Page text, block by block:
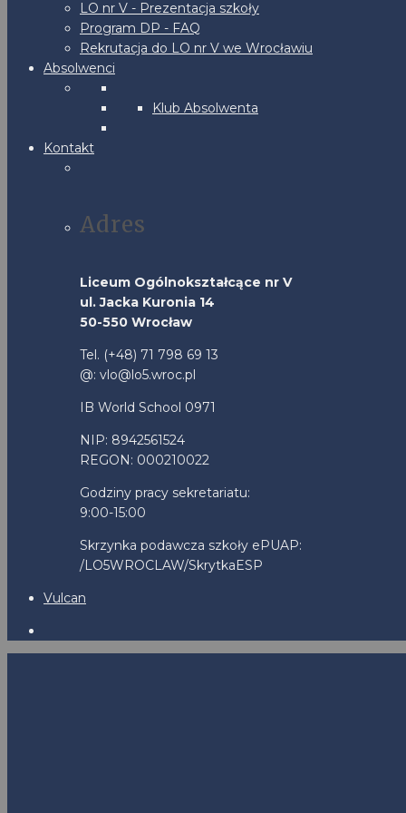
LO nr V - Prezentacja szkoły
Program DP - FAQ
Rekrutacja do LO nr V we Wrocławiu
Absolwenci
Klub Absolwenta
Kontakt
Adres
Liceum Ogólnokształcące nr V
ul. Jacka Kuronia 14
50-550 Wrocław
Tel. (+48) 71 798 69 13
@: vlo@lo5.wroc.pl
IB World School 0971
NIP: 8942561524
REGON: 000210022
Godziny pracy sekretariatu:
9:00-15:00
Skrzynka podawcza szkoły ePUAP:
/LO5WROCLAW/SkrytkaESP
Vulcan